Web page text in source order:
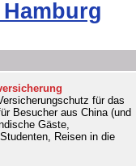
für das
Besucher aus China (und
Gäste,
Reisen in die